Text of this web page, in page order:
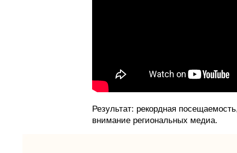
Результат: рекордная
внимание региональных медиа.